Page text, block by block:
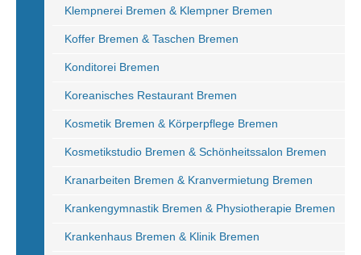
Klempnerei Bremen & Klempner Bremen
Koffer Bremen & Taschen Bremen
Konditorei Bremen
Koreanisches Restaurant Bremen
Kosmetik Bremen & Körperpflege Bremen
Kosmetikstudio Bremen & Schönheitssalon Bremen
Kranarbeiten Bremen & Kranvermietung Bremen
Krankengymnastik Bremen & Physiotherapie Bremen
Krankenhaus Bremen & Klinik Bremen